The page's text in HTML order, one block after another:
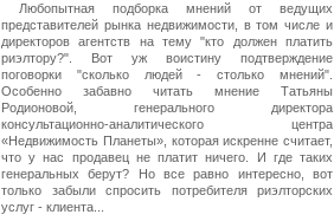
Любопытная подборка мнений от ведущих
представителей рынка недвижимости, в том числе и
директоров агентств на тему "кто должен платить
риэлтору?". Вот уж воистину подтверждение
поговорки "сколько людей - столько мнений".
Особенно забавно читать мнение Татьяны
Родионовой, генерального директора
консультационно-аналитического центра
«Недвижимость Планеты», которая искренне считает,
что у нас продавец не платит ничего. И где таких
генеральных берут? Но все равно интересно, вот
только забыли спросить потребителя риэлторских
услуг - клиента...